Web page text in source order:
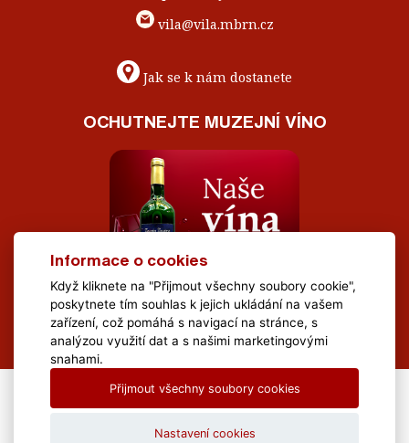
vila@vila.mbrn.cz
Jak se k nám dostanete
OCHUTNEJTE MUZEJNÍ VÍNO
All Rights Reserved Muzeum Brněnska © 2020, Webdesign by
Informace o cookies
Když kliknete na "Přijmout všechny soubory cookie",
poskytnete tím souhlas k jejich ukládání na vašem
zařízení, což pomáhá s navigací na stránce, s
analýzou využití dat a s našimi marketingovými
snahami.
Přijmout všechny soubory cookies
Nastavení cookies